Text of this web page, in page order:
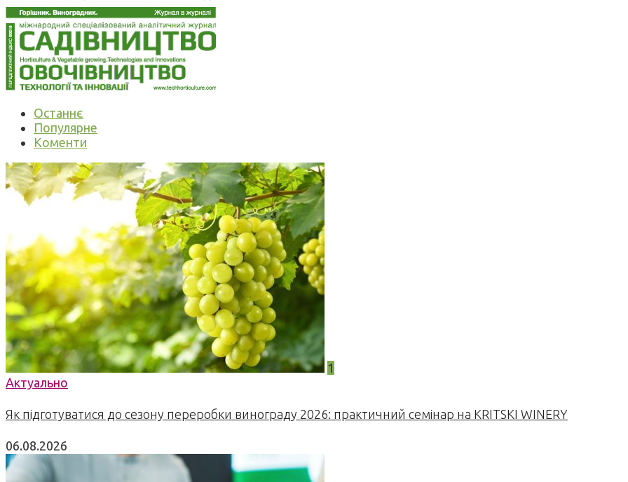
Останнє
Популярне
Коменти
1
Актуально
Як підготуватися до сезону переробки винограду 2026: практичний семінар на KRITSKI WINERY
06.08.2026